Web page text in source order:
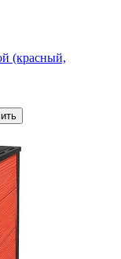
(красный,